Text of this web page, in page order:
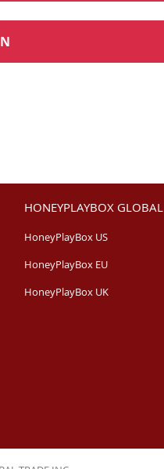
HONEYPLAYBOX GLOBAL
HoneyPlayBox US
HoneyPlayBox EU
HoneyPlayBox UK